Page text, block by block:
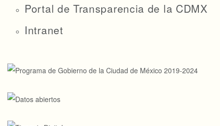
Portal de Transparencia de la CDMX
Intranet